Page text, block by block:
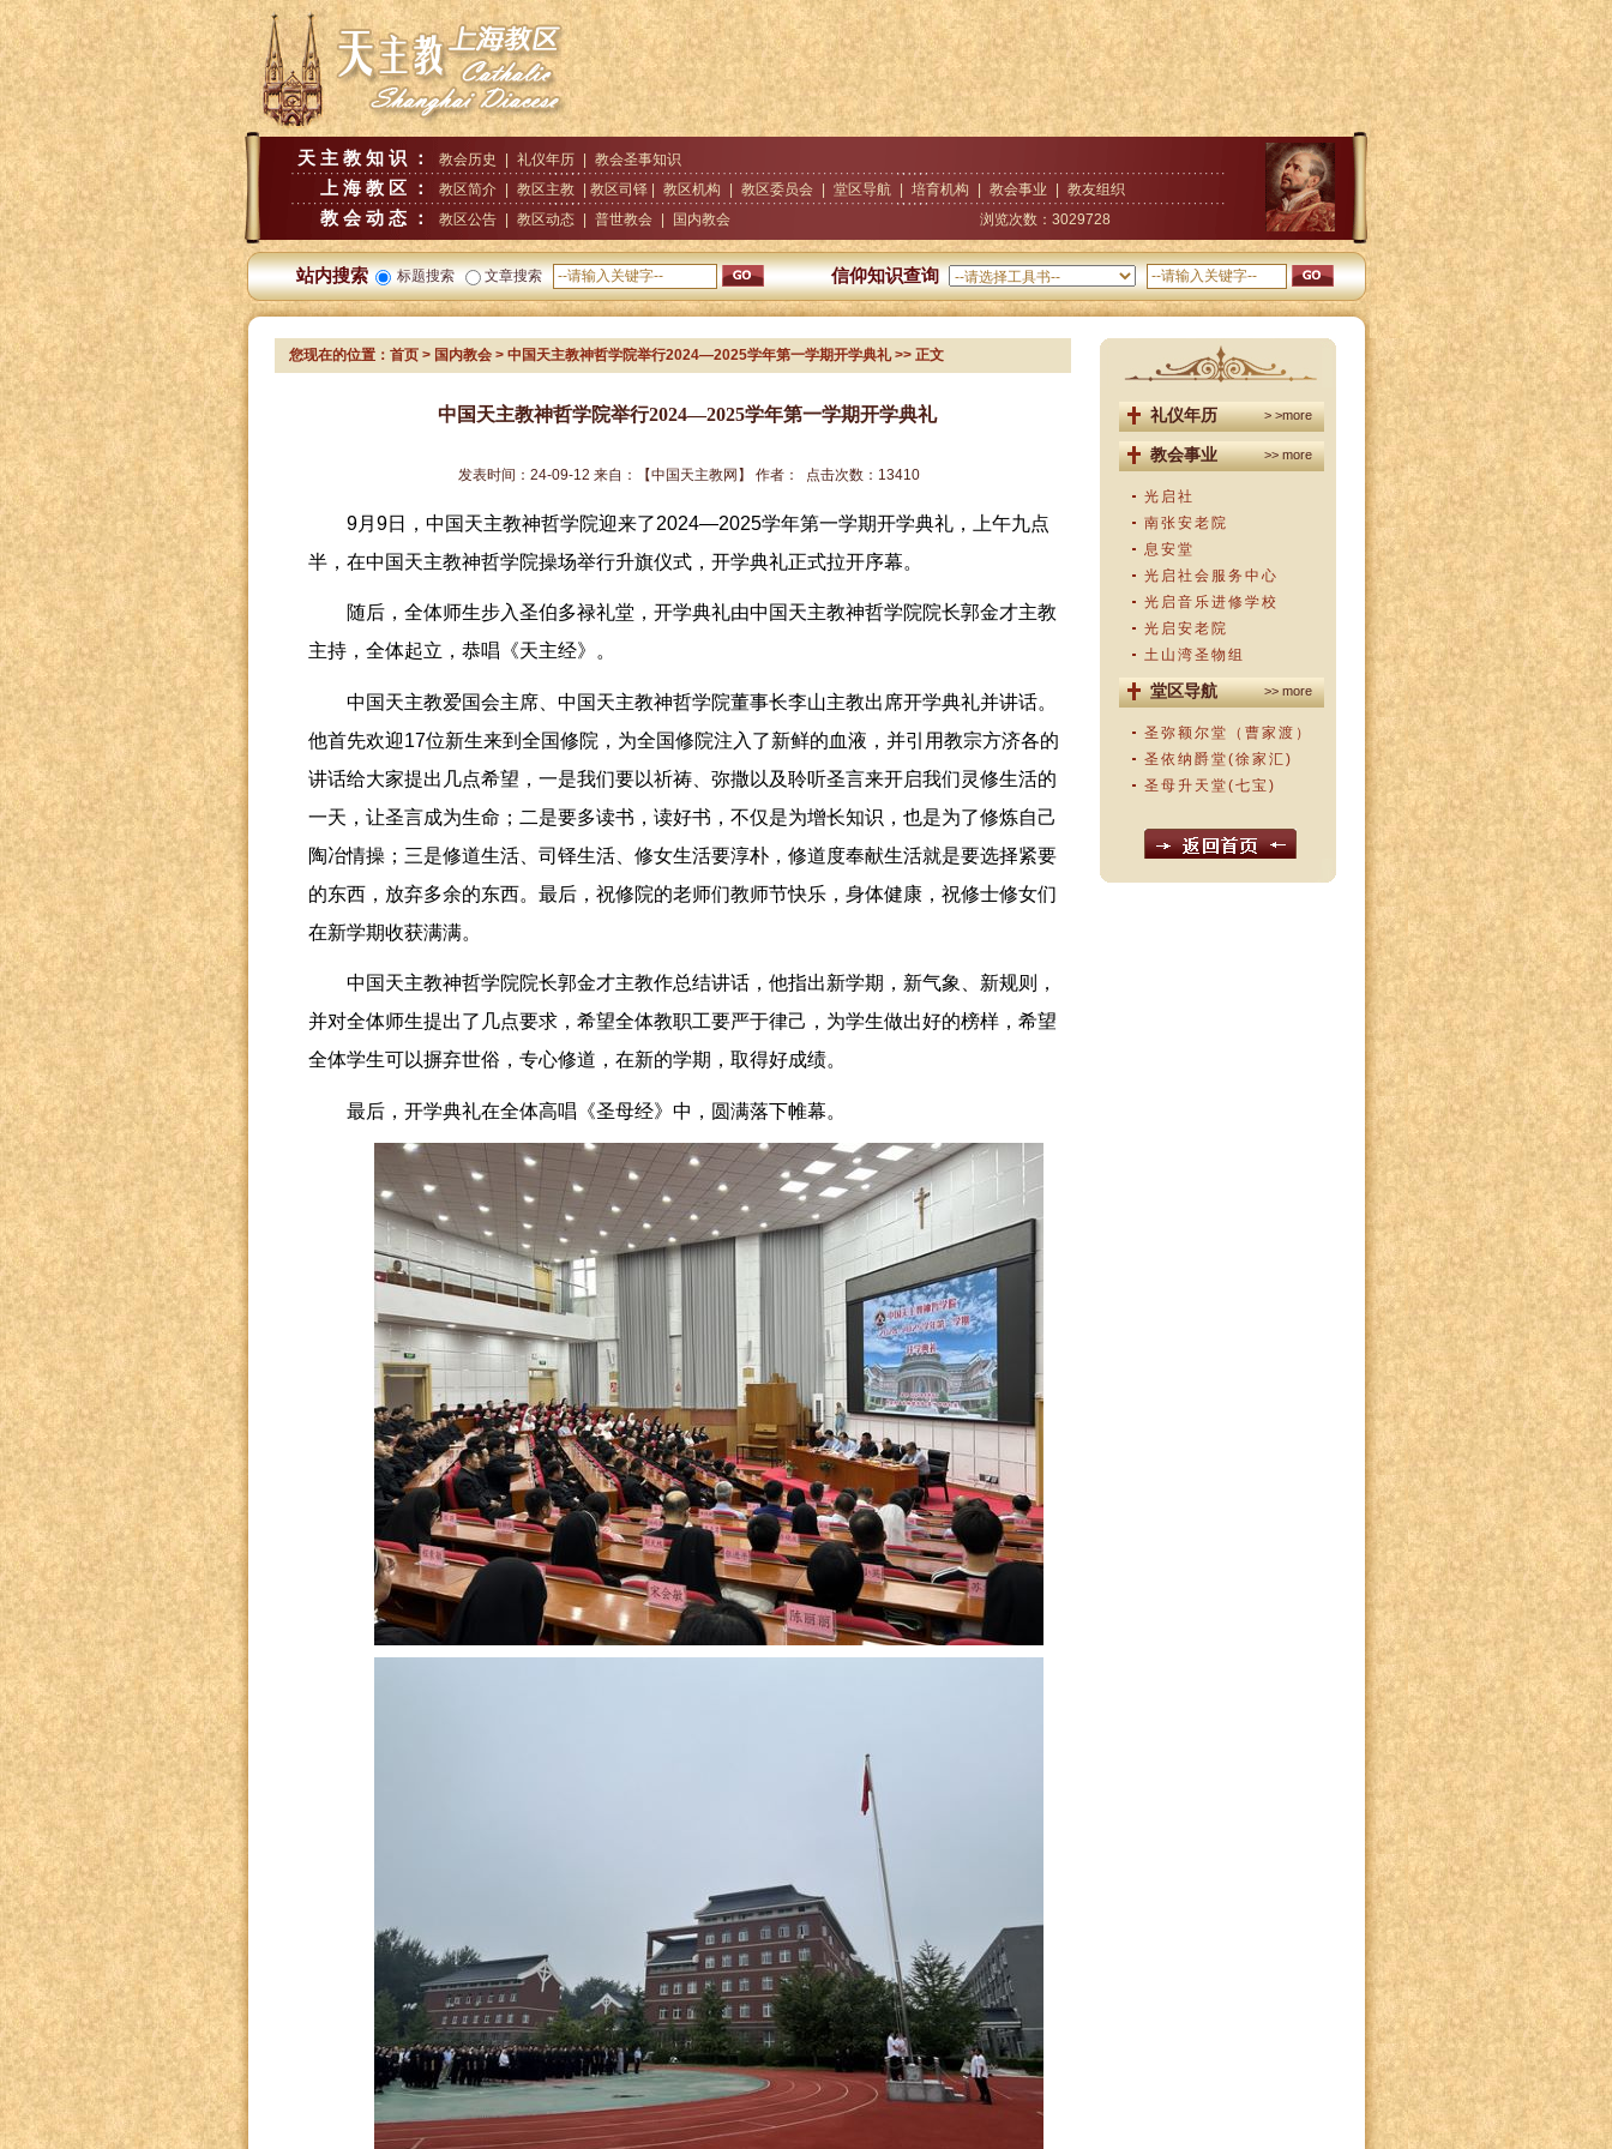
天主教知识： 教会历史 礼仪年历 教会圣事知识
上海教区： 教区简介 教区主教 | 教区司铎 | 教区机构 教区委员会 堂区导航 培育机构 教会事业 教友组织
教会动态： 教区公告 教区动态 普世教会 国内教会 浏览次数： 3029728
站内搜索 标题搜索 文章搜索 信仰知识查询
您现在的位置： 首页> 国内教会> 中国天主教神哲学院举行2024—2025学年第一学期开学典礼>> 正文
中国天主教神哲学院举行2024—2025学年第一学期开学典礼
发表时间： 24-09-12 来自： 【中国天主教网】 作者： 点击次数： 13410
9月 9日，中国天主教神哲学院迎来了2024—2025学年第一学期开学典礼，上午九点
半，在中国天主教神哲学院操场举行升旗仪式，开学典礼正式拉开序幕。
随后，全体师生步入圣伯多禄礼堂，开学典礼由中国天主教神哲学院院长郭金才主教
主持，全体起立，恭唱《天主经》。
中国天主教爱国会主席、中国天主教神哲学院董事长李山主教出席开学典礼并讲话。
他首先欢迎17位新生来到全国修院，为全国修院注入了新鲜的血液，并引用教宗方济各的
讲话给大家提出几点希望，一是我们要以祈祷、弥撒以及聆听圣言来开启我们灵修生活的
一天，让圣言成为生命；二是要多读书，读好书，不仅是为增长知识，也是为了修炼自己
陶冶情操；三是修道生活、司铎生活、修女生活要淳朴，修道度奉献生活就是要选择紧要
的东西，放弃多余的东西。最后，祝修院的老师们教师节快乐，身体健康，祝修士修女们
在新学期收获满满。
中国天主教神哲学院院长郭金才主教作总结讲话，他指出新学期，新气象、新规则，
并对全体师生提出了几点要求，希望全体教职工要严于律己，为学生做出好的榜样，希望
全体学生可以摒弃世俗，专心修道，在新的学期，取得好成绩。
最后，开学典礼在全体高唱《圣母经》中，圆满落下帷幕。
礼仪年历 > >more
教会事业 >> more
光启社
南张安老院
息安堂
光启社会服务中心
光启音乐进修学校
光启安老院
土山湾圣物组
堂区导航 >> more
圣弥额尔堂（曹家渡）
圣依纳爵堂(徐家汇)
圣母升天堂(七宝)